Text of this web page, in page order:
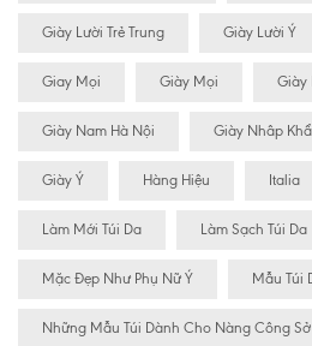
Giày Lười Trẻ Trung Giày Lười Ý
Giay Mọi Giày Mọi Giày
Giày Nam Hà Nội Giày Nhâp
Giày Ý Hàng Hiệu Italia
Làm Mới Túi Da Làm Sạch Túi Da
Mặc Đẹp Như Phụ Nữ Ý Mẫu Túi
Những Mẫu Túi Dành Cho Nàng Công Sở